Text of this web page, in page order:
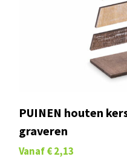
PUINEN houten
graveren
Vanaf € 2,13